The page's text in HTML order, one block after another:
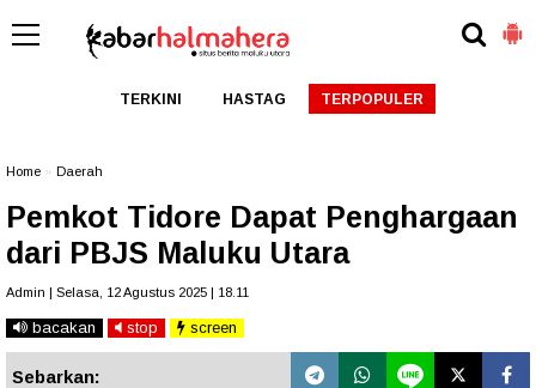
TERKINI HASTAG TERPOPULER
Home Daerah
Pemkot Tidore Dapat Penghargaan
dari PBJS Maluku Utara
Admin | Selasa, 12 Agustus 2025 | 18.11
bacakan stop screen
Sebarkan: